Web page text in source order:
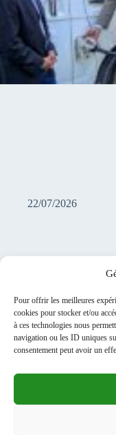
Pour offrir les meilleures
cookies pour stocker et/ou
à ces technologies nous
navigation ou les ID uniques
consentement peut avoir un
22/07/2026
A